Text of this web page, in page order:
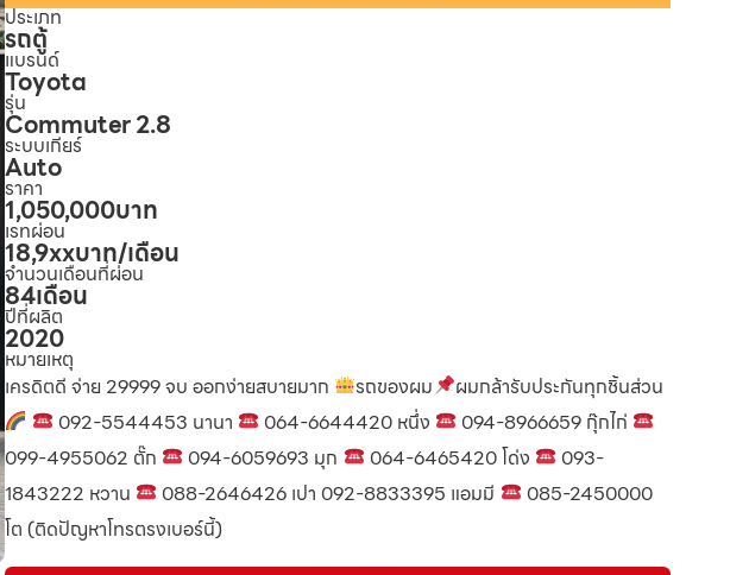
ประเภท
รถตู้
แบรนด์
Toyota
รุ่น
Commuter 2.8
ระบบเกียร์
Auto
ราคา
1,050,000บาท
เรทผ่อน
18,9xxบาท/เดือน
จำนวนเดือนที่ผ่อน
84เดือน
ปีที่ผลิต
2020
หมายเหตุ
เครดิตดี จ่าย 29999 จบ ออกง่ายสบายมาก
รถของผม
ผมกล้ารับประกันทุกชิ้นส่วน
092-5544453 นานา
064-6644420 หนึ่ง
094-8966659 กุ๊กไก่
099-4955062 ตั๊ก
094-6059693 มุก 064-6465420 โด่ง
093-
1843222 หวาน
088-2646426 เปา 092-8833395 แอมมี
085-2450000
โต (ติดปัญหาโทรตรงเบอร์นี้)